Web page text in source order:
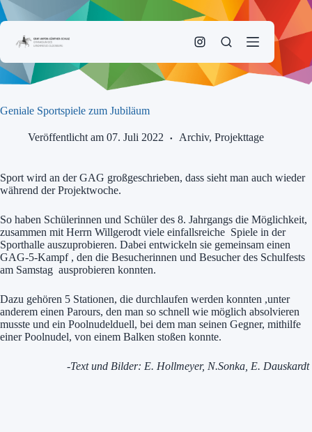
Zum
Inhalt
Geniale Sportspiele zum Jubiläum
Veröffentlicht am 07. Juli 2022 Archiv, Projekttage
Sport wird an der GAG großgeschrieben, dass sieht man auch wieder
während der Projektwoche.
So haben Schülerinnen und Schüler des 8. Jahrgangs die Möglichkeit,
zusammen mit Herrn Willgerodt viele einfallsreiche Spiele in der
Sporthalle auszuprobieren. Dabei entwickeln sie gemeinsam einen
GAG-5-Kampf , den die Besucherinnen und Besucher des Schulfests
am Samstag ausprobieren konnten.
Dazu gehören 5 Stationen, die durchlaufen werden konnten ,unter
anderem einen Parours, den man so schnell wie möglich absolvieren
musste und ein Poolnudelduell, bei dem man seinen Gegner, mithilfe
einer Poolnudel, von einem Balken stoßen konnte.
-Text und Bilder: E. Hollmeyer, N.Sonka, E. Dauskardt